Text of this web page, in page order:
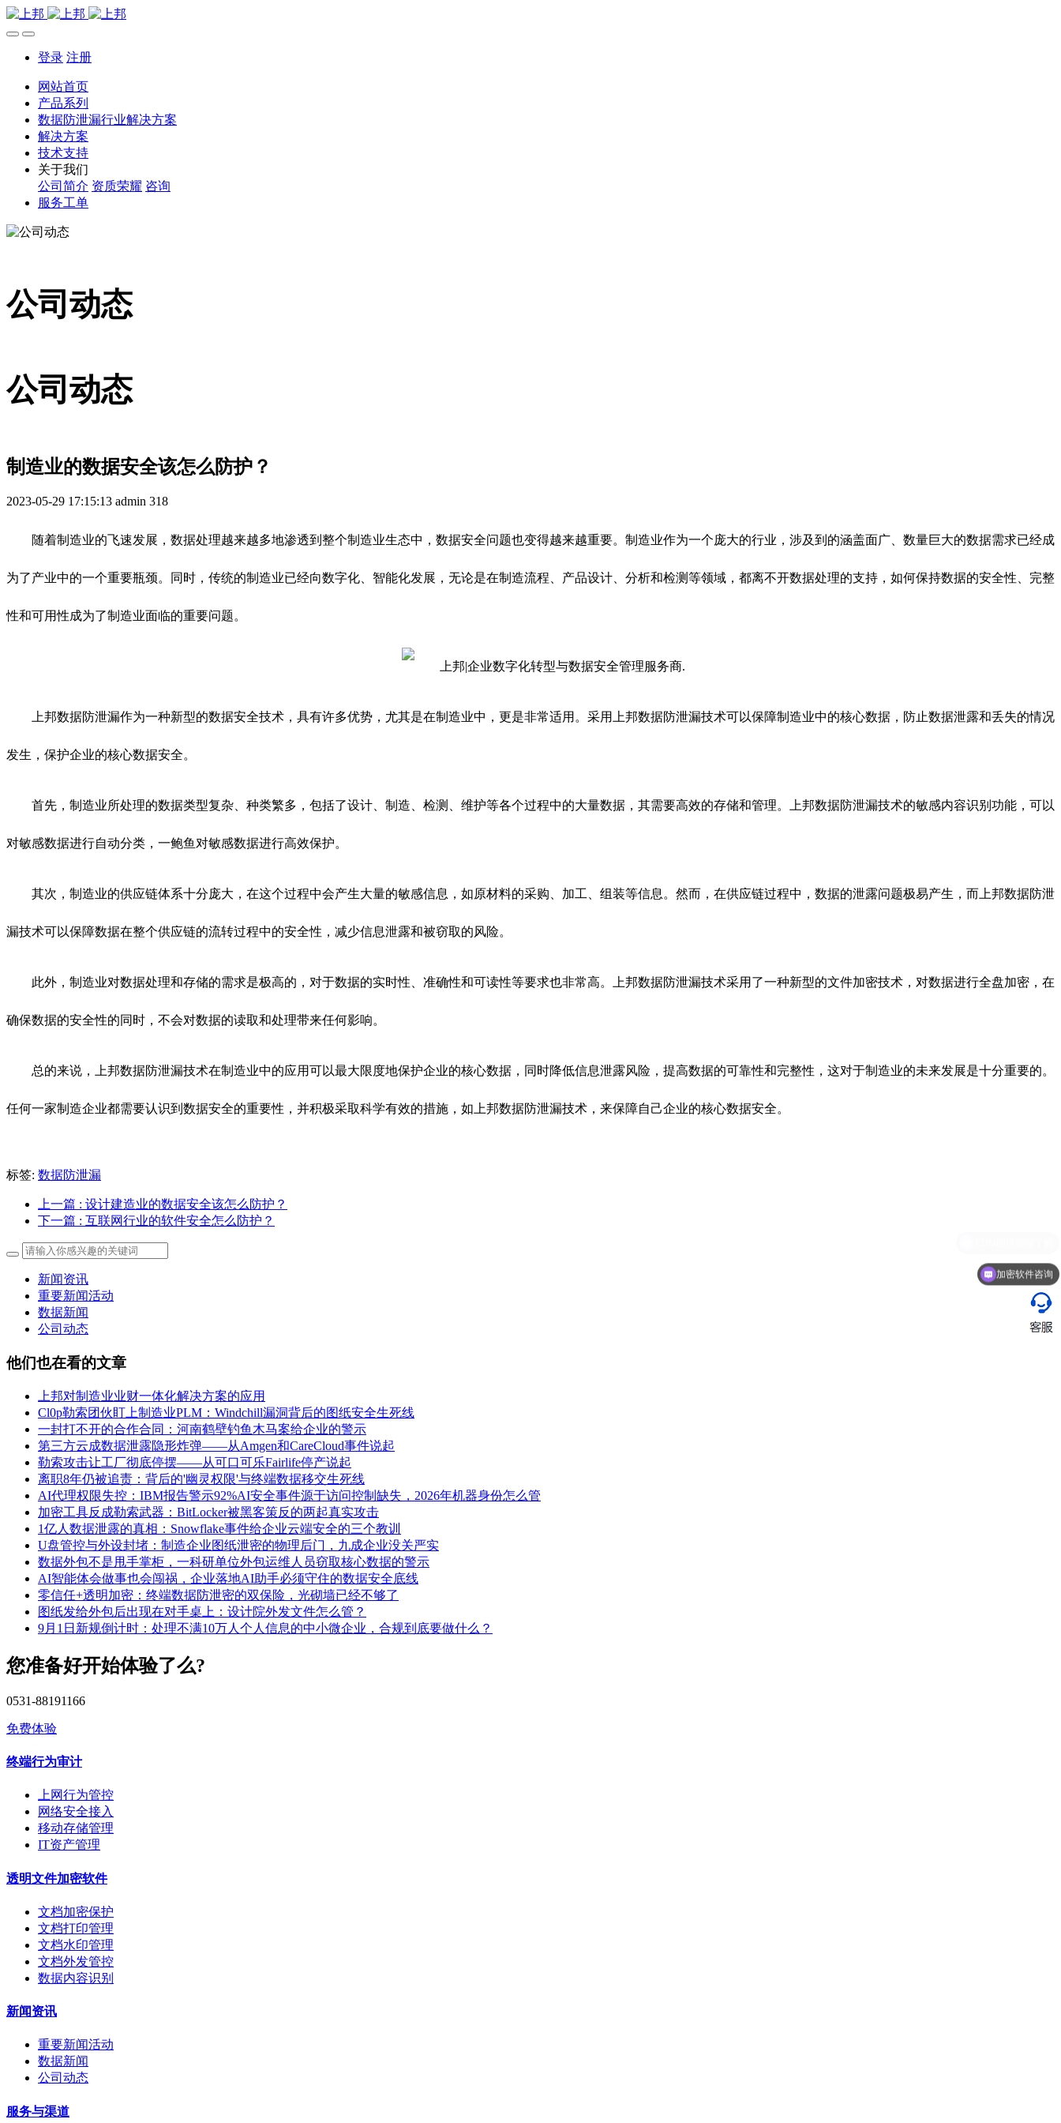
登录 注册
网站首页
产品系列
数据防泄漏行业解决方案
解决方案
技术支持
关于我们
公司简介 资质荣耀 咨询
服务工单
公司动态
公司动态
制造业的数据安全该怎么防护？
2023-05-29 17:15:13 admin 318
随着制造业的飞速发展，数据处理越来越多地渗透到整个制造业生态中，数据安全问题也变得越来越重要。制造业作为一个庞大的行业，涉及到的涵盖面广、数量巨大的数据需求已经成
为了产业中的一个重要瓶颈。同时，传统的制造业已经向数字化、智能化发展，无论是在制造流程、产品设计、分析和检测等领域，都离不开数据处理的支持，如何保持数据的安全性、完整
性和可用性成为了制造业面临的重要问题。
上邦数据防泄漏作为一种新型的数据安全技术，具有许多优势，尤其是在制造业中，更是非常适用。采用上邦数据防泄漏技术可以保障制造业中的核心数据，防止数据泄露和丢失的情况
发生，保护企业的核心数据安全。
首先，制造业所处理的数据类型复杂、种类繁多，包括了设计、制造、检测、维护等各个过程中的大量数据，其需要高效的存储和管理。上邦数据防泄漏技术的敏感内容识别功能，可以
对敏感数据进行自动分类，一鲍鱼对敏感数据进行高效保护。
其次，制造业的供应链体系十分庞大，在这个过程中会产生大量的敏感信息，如原材料的采购、加工、组装等信息。然而，在供应链过程中，数据的泄露问题极易产生，而上邦数据防泄
漏技术可以保障数据在整个供应链的流转过程中的安全性，减少信息泄露和被窃取的风险。
此外，制造业对数据处理和存储的需求是极高的，对于数据的实时性、准确性和可读性等要求也非常高。上邦数据防泄漏技术采用了一种新型的文件加密技术，对数据进行全盘加密，在
确保数据的安全性的同时，不会对数据的读取和处理带来任何影响。
总的来说，上邦数据防泄漏技术在制造业中的应用可以最大限度地保护企业的核心数据，同时降低信息泄露风险，提高数据的可靠性和完整性，这对于制造业的未来发展是十分重要的。
任何一家制造企业都需要认识到数据安全的重要性，并积极采取科学有效的措施，如上邦数据防泄漏技术，来保障自己企业的核心数据安全。
标签: 数据防泄漏
上一篇 : 设计建造业的数据安全该怎么防护？
下一篇 : 互联网行业的软件安全怎么防护？
新闻资讯
重要新闻活动
数据新闻
公司动态
他们也在看的文章
上邦对制造业业财一体化解决方案的应用
Cl0p勒索团伙盯上制造业PLM：Windchill漏洞背后的图纸安全生死线
一封打不开的合作合同：河南鹤壁钓鱼木马案给企业的警示
第三方云成数据泄露隐形炸弹——从Amgen和CareCloud事件说起
勒索攻击让工厂彻底停摆——从可口可乐Fairlife停产说起
离职8年仍被追责：背后的'幽灵权限'与终端数据移交生死线
AI代理权限失控：IBM报告警示92%AI安全事件源于访问控制缺失，2026年机器身份怎么管
加密工具反成勒索武器：BitLocker被黑客策反的两起真实攻击
1亿人数据泄露的真相：Snowflake事件给企业云端安全的三个教训
U盘管控与外设封堵：制造企业图纸泄密的物理后门，九成企业没关严实
数据外包不是甩手掌柜，一科研单位外包运维人员窃取核心数据的警示
AI智能体会做事也会闯祸，企业落地AI助手必须守住的数据安全底线
零信任+透明加密：终端数据防泄密的双保险，光砌墙已经不够了
图纸发给外包后出现在对手桌上：设计院外发文件怎么管？
9月1日新规倒计时：处理不满10万人个人信息的中小微企业，合规到底要做什么？
您准备好开始体验了么?
0531-88191166
免费体验
终端行为审计
上网行为管控
网络安全接入
移动存储管理
IT资产管理
透明文件加密软件
文档加密保护
文档打印管理
文档水印管理
文档外发管控
数据内容识别
新闻资讯
重要新闻活动
数据新闻
公司动态
服务与渠道
加密软件咨询